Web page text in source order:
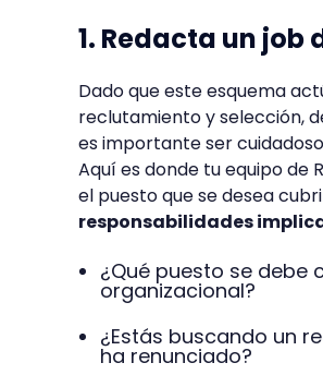
1. Redacta un
Dado que este esquema
reclutamiento y selección,
es importante ser
Aquí es donde tu equipo de
el puesto que se desea
responsabilidades
¿Qué puesto se debe
organizacional?
¿Estás buscando un
ha renunciado?